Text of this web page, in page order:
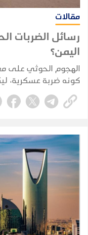
مقالات
رسائل الضربات
اليمن؟
الهجوم الحوثي على
كونه ضربة عسكرية،
والاستخباري ويضع
الممرات الحيوية